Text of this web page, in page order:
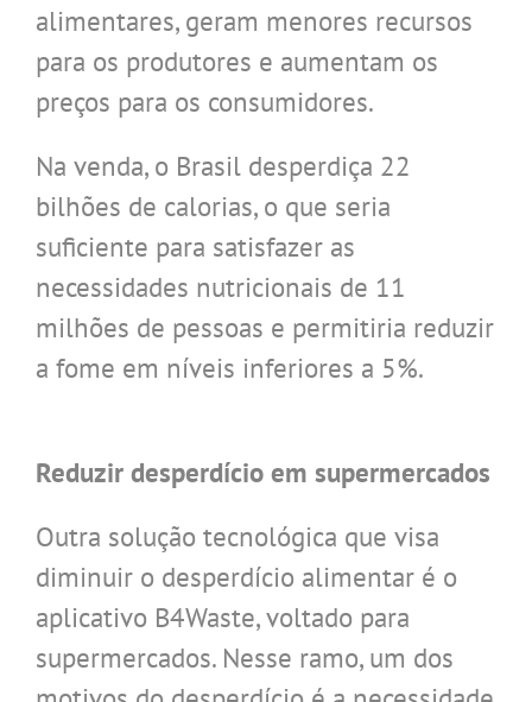
alimentares, geram menores recursos
para os produtores e aumentam os
preços para os consumidores.
Na venda, o Brasil desperdiça 22
bilhões de calorias, o que seria
suficiente para satisfazer as
necessidades nutricionais de 11
milhões de pessoas e permitiria reduzir
a fome em níveis inferiores a 5%.
Reduzir desperdício em supermercados
Outra solução tecnológica que visa
diminuir o desperdício alimentar é o
aplicativo B4Waste, voltado para
supermercados. Nesse ramo, um dos